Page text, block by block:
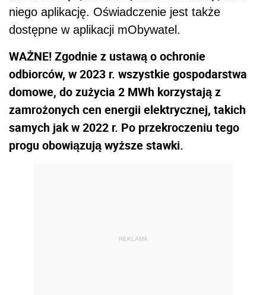
niego aplikację. Oświadczenie jest także
dostępne w aplikacji mObywatel.
WAŻNE! Zgodnie z ustawą o ochronie
odbiorców, w 2023 r. wszystkie gospodarstwa
domowe, do zużycia 2 MWh korzystają z
zamrożonych cen energii elektrycznej, takich
samych jak w 2022 r. Po przekroczeniu tego
progu obowiązują wyższe stawki.
REKLAMA